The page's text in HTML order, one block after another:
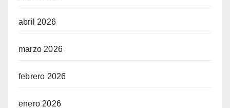
abril 2026
marzo 2026
febrero 2026
enero 2026